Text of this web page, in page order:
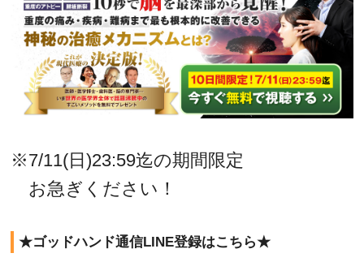
※7/11(日)23:59迄の期間限定
お急ぎください！
★ゴッドハンド通信LINE登録はこちら★